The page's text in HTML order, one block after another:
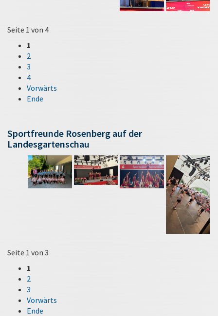
Seite 1 von 4
1
2
3
4
Vorwärts
Ende
Sportfreunde Rosenberg auf der
Landesgartenschau
Seite 1 von 3
1
2
3
Vorwärts
Ende